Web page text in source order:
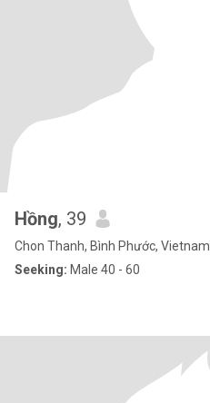
Hồng, 39
Chon Thanh, Bình Phước, Vietnam
Seeking: Male 40 - 60